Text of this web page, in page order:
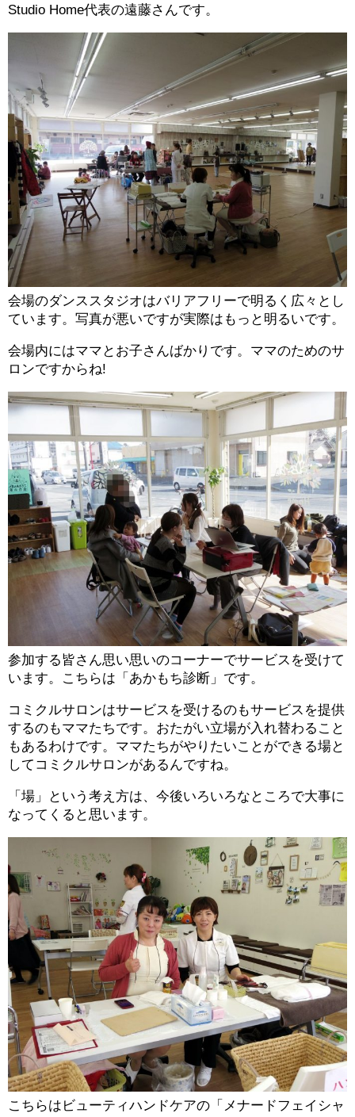
Studio Home代表の遠藤さんです。
会場のダンススタジオはバリアフリーで明るく広々とし
ています。写真が悪いですが実際はもっと明るいです。
会場内にはママとお子さんばかりです。ママのためのサ
ロンですからね!
参加する皆さん思い思いのコーナーでサービスを受けて
います。こちらは「あかもち診断」です。
コミクルサロンはサービスを受けるのもサービスを提供
するのもママたちです。おたがい立場が入れ替わること
もあるわけです。ママたちがやりたいことができる場と
してコミクルサロンがあるんですね。
「場」という考え方は、今後いろいろなところで大事に
なってくると思います。
こちらはビューティハンドケアの「メナードフェイシャ